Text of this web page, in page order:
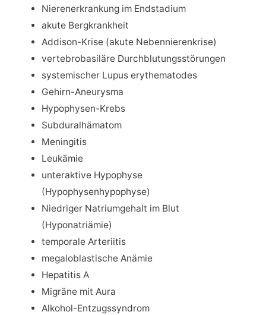
Nierenerkrankung im Endstadium
akute Bergkrankheit
Addison-Krise (akute Nebennierenkrise)
vertebrobasiläre Durchblutungsstörungen
systemischer Lupus erythematodes
Gehirn-Aneurysma
Hypophysen-Krebs
Subduralhämatom
Meningitis
Leukämie
unteraktive Hypophyse
(Hypophysenhypophyse)
Niedriger Natriumgehalt im Blut
(Hyponatriämie)
temporale Arteriitis
megaloblastische Anämie
Hepatitis A
Migräne mit Aura
Alkohol-Entzugssyndrom